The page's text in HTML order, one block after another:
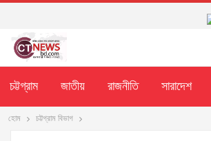
চট্টগ্রাম জাতীয় রাজনীতি সারাদেশ
হোম চট্টগ্রাম বিভাগ